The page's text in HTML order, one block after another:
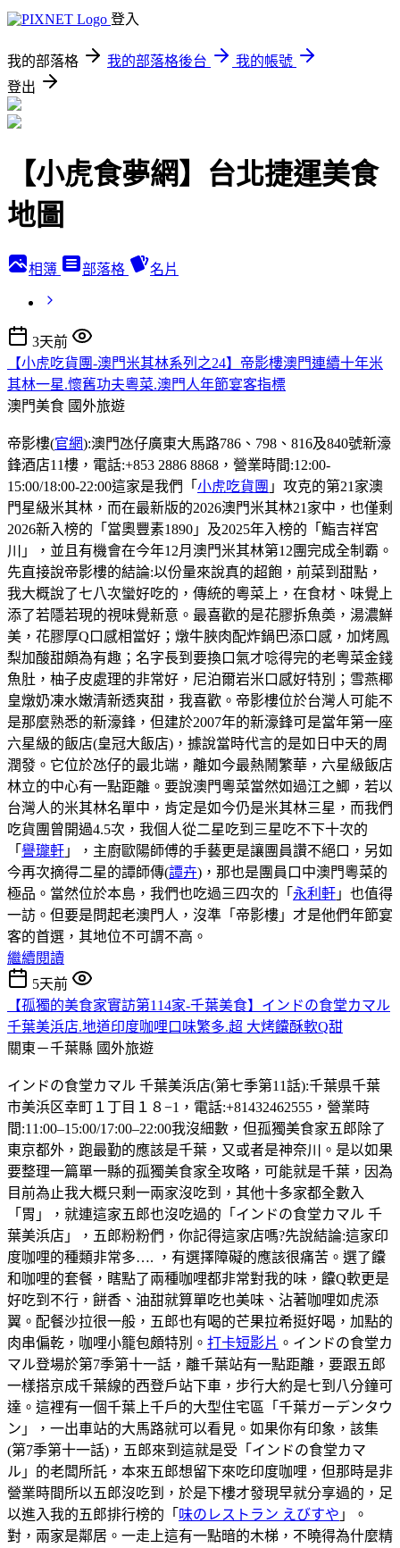
登入
我的部落格 我的部落格後台
我的帳號
登出
【小虎食夢網】台北捷運美食
地圖
相簿 部落格 名片
3天前
【小虎吃貨團-澳門米其林系列之24】帝影樓澳門連續十年米
其林一星.懷舊功夫粵菜.澳門人年節宴客指標
澳門美食 國外旅遊
帝影樓(官網):澳門氹仔廣東大馬路786、798、816及840號新濠
鋒酒店11樓，電話:+853 2886 8868，營業時間:12:00-
15:00/18:00-22:00這家是我們「 小虎吃貨團 」攻克的第21家澳
門星級米其林，而在最新版的2026澳門米其林21家中，也僅剩
2026新入榜的「當奧豐素1890」及2025年入榜的「鮨吉祥宮
川」，並且有機會在今年12月澳門米其林第12團完成全制霸。
先直接說帝影樓的結論:以份量來說真的超飽，前菜到甜點，
我大概說了七八次蠻好吃的，傳統的粵菜上，在食材、味覺上
添了若隱若現的視味覺新意。最喜歡的是花膠拆魚𡙡，湯濃鮮
美，花膠厚Q口感相當好；燉牛脥肉配炸鍋巴添口感，加烤鳳
梨加酸甜頗為有趣；名字長到要換口氣才唸得完的老粵菜金錢
魚肚，柚子皮處理的非常好，尼泊爾岩米口感好特別；雪燕椰
皇燉奶凍水嫩清新透爽甜，我喜歡。帝影樓位於台灣人可能不
是那麼熟悉的新濠鋒，但建於2007年的新濠鋒可是當年第一座
六星級的飯店(皇冠大飯店)，據說當時代言的是如日中天的周
潤發。它位於氹仔的最北端，離如今最熱鬧繁華，六星級飯店
林立的中心有一點距離。要說澳門粵菜當然如過江之鯽，若以
台灣人的米其林名單中，肯定是如今仍是米其林三星，而我們
吃貨團曾開過4.5次，我個人從二星吃到三星吃不下十次的
「 譽瓏軒 」，主廚歐陽師傅的手藝更是讓團員讚不絕口，另如
今再次摘得二星的譚師傳(譚卉)，那也是團員口中澳門粵菜的
極品。當然位於本島，我們也吃過三四次的「 永利軒 」也值得
一訪。但要是問起老澳門人，沒準「帝影樓」才是他們年節宴
客的首選，其地位不可謂不高。
繼續閱讀
5天前
【孤獨的美食家實訪第114家-千葉美食】インドの食堂カマル
千葉美浜店.地道印度咖哩口味繁多.超 大烤饢酥軟Q甜
關東－千葉縣 國外旅遊
インドの食堂カマル 千葉美浜店(第七季第11話):千葉県千葉
市美浜区幸町１丁目１８−1，電話:+81432462555，營業時
間:11:00–15:00/17:00–22:00我沒細數，但孤獨美食家五郎除了
東京都外，跑最勤的應該是千葉，又或者是神奈川。是以如果
要整理一篇單一縣的孤獨美食家全攻略，可能就是千葉，因為
目前為止我大概只剩一兩家沒吃到，其他十多家都全數入
「胃」，就連這家五郎也沒吃過的「インドの食堂カマル 千
葉美浜店」，五郎粉粉們，你記得這家店嗎?先說結論:這家印
度咖哩的種類非常多…. ，有選擇障礙的應該很痛苦。選了饢
和咖哩的套餐，瞎點了兩種咖哩都非常對我的味，饢Q軟更是
好吃到不行，餅香、油甜就算單吃也美味、沾著咖哩如虎添
翼。配餐沙拉很一般，五郎也有喝的芒果拉希挺好喝，加點的
肉串偏乾，咖哩小籠包頗特別。 打卡短影片 。インドの食堂カ
マル登場於第7季第十一話，離千葉站有一點距離，要跟五郎
一樣搭京成千葉線的西登戶站下車，步行大約是七到八分鐘可
達。這裡有一個千葉上千戶的大型住宅區「千葉ガーデンタウ
ン」，一出車站的大馬路就可以看見。如果你有印象，該集
(第7季第十一話)，五郎來到這就是受「インドの食堂カマ
ル」的老闆所託，本來五郎想留下來吃印度咖哩，但那時是非
營業時間所以五郎沒吃到，於是下樓才發現早就分享過的，足
以進入我的五郎排行榜的「 味のレストラン えびすや 」。
對，兩家是鄰居。一走上這有一點暗的木梯，不曉得為什麼精